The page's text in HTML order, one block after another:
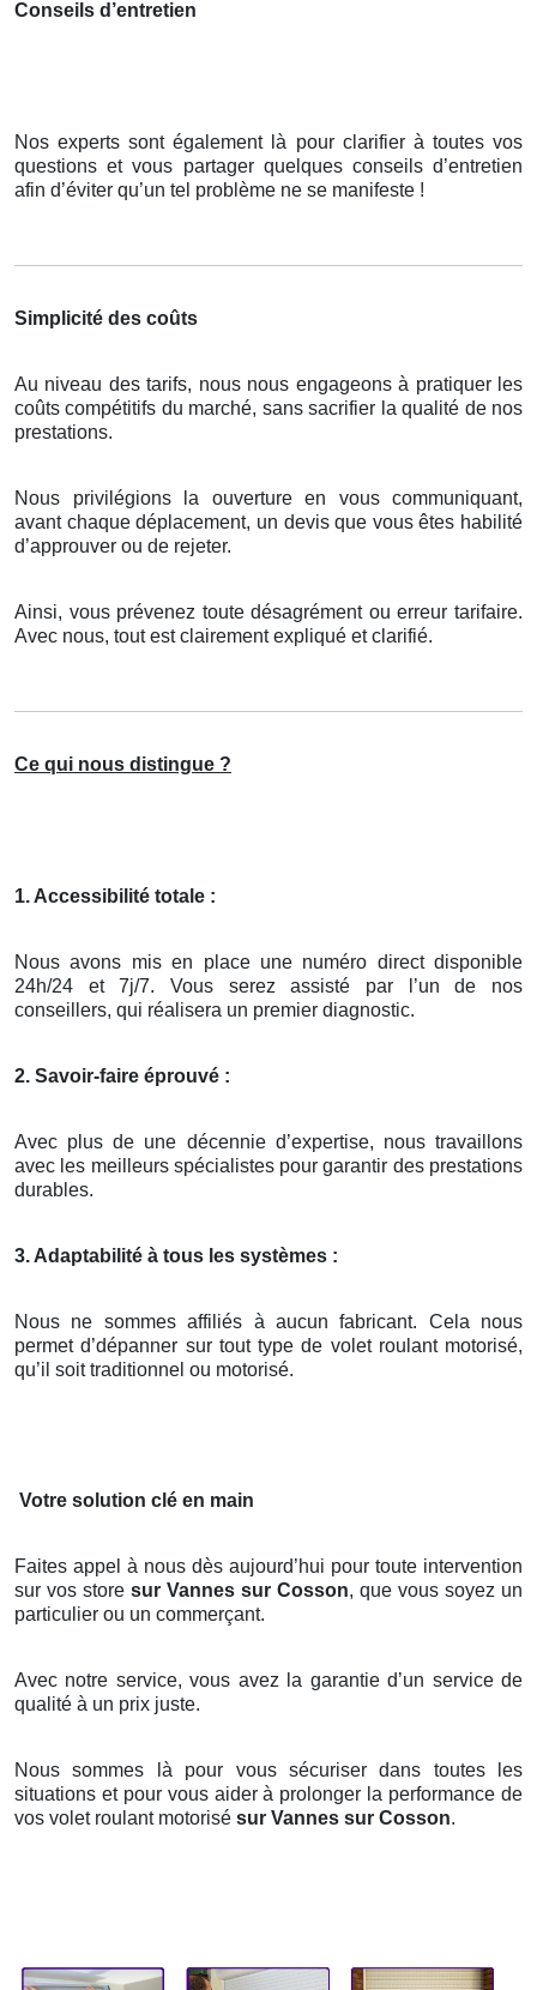
Conseils d’entretien
Nos experts sont également là pour clarifier à toutes vos
questions et vous partager quelques conseils d’entretien
afin d’éviter qu’un tel problème ne se manifeste !
Simplicité des coûts
Au niveau des tarifs, nous nous engageons à pratiquer les
coûts compétitifs du marché, sans sacrifier la qualité de nos
prestations.
Nous privilégions la ouverture en vous communiquant,
avant chaque déplacement, un devis que vous êtes habilité
d’approuver ou de rejeter.
Ainsi, vous prévenez toute désagrément ou erreur tarifaire.
Avec nous, tout est clairement expliqué et clarifié.
Ce qui nous distingue ?
1. Accessibilité totale :
Nous avons mis en place une numéro direct disponible
24h/24 et 7j/7. Vous serez assisté par l’un de nos
conseillers, qui réalisera un premier diagnostic.
2. Savoir-faire éprouvé :
Avec plus de une décennie d’expertise, nous travaillons
avec les meilleurs spécialistes pour garantir des prestations
durables.
3. Adaptabilité à tous les systèmes :
Nous ne sommes affiliés à aucun fabricant. Cela nous
permet d’dépanner sur tout type de volet roulant motorisé,
qu’il soit traditionnel ou motorisé.
Votre solution clé en main
Faites appel à nous dès aujourd’hui pour toute intervention
sur vos store sur Vannes sur Cosson, que vous soyez un
particulier ou un commerçant.
Avec notre service, vous avez la garantie d’un service de
qualité à un prix juste.
Nous sommes là pour vous sécuriser dans toutes les
situations et pour vous aider à prolonger la performance de
vos volet roulant motorisé sur Vannes sur Cosson.